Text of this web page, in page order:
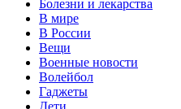
Болезни и лекарства
В мире
В России
Вещи
Военные новости
Волейбол
Гаджеты
Дети